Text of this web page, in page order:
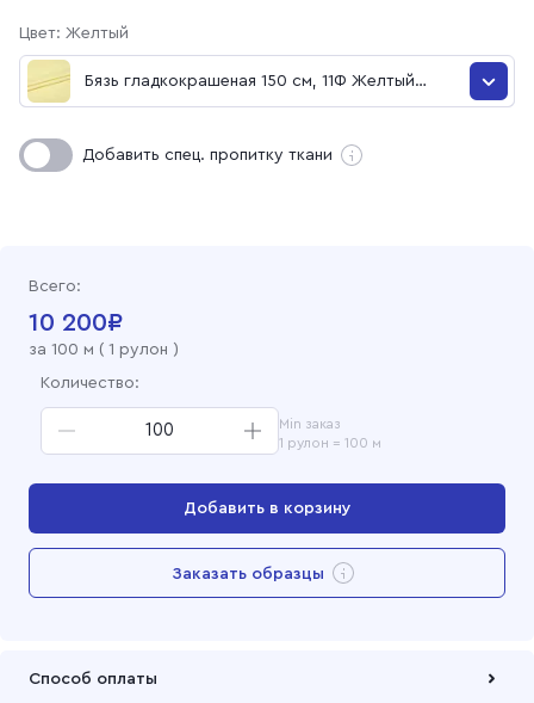
Цвет: Желтый
Бязь гладкокрашеная 150 см, 11Ф Желтый
120±7 г/м²
Бязь гладкокрашеная 150 см, 105 Бирюза
Бязь гладкокрашеная 150 см, 11Ф Желтый
Добавить спец. пропитку ткани
Всего:
10 200₽
за 100 м ( 1 рулон )
Количество:
Min заказ
1 рулон = 100 м
Добавить в корзину
Перейти в корзину
Заказать образцы
Способ оплаты